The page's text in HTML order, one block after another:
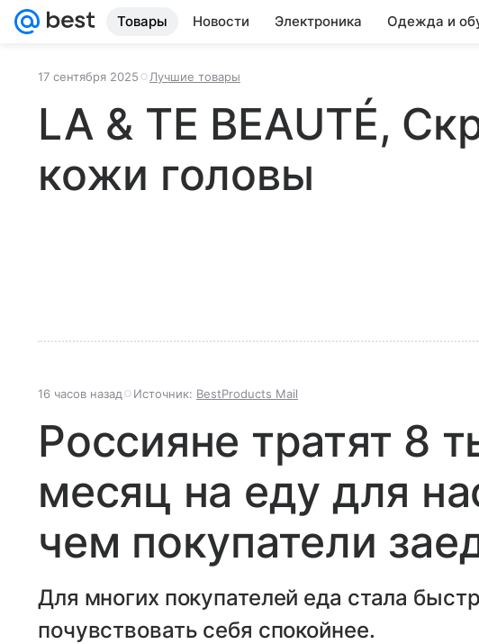
Товары Новости Электроника Одежда и
17 сентября 2025 Лучшие товары
LA & TE BEAUTÉ,
кожи головы
16 часов назад Источник: BestProducts Mail
Россияне тратят 8
месяц на еду для
чем покупатели
Для многих покупателей еда стала
почувствовать себя спокойнее.